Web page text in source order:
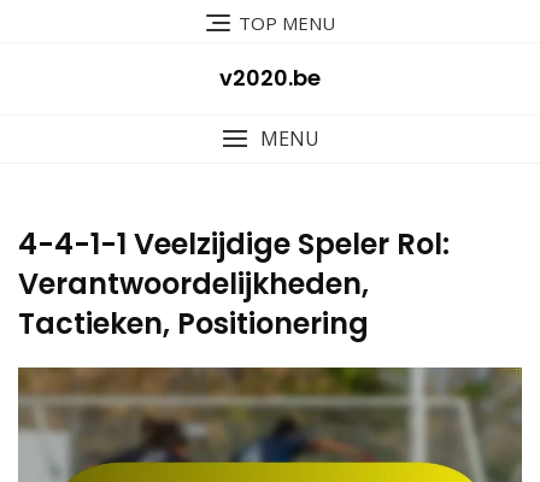
TOP MENU
v2020.be
MENU
4-4-1-1 Veelzijdige Speler Rol:
Verantwoordelijkheden,
Tactieken, Positionering